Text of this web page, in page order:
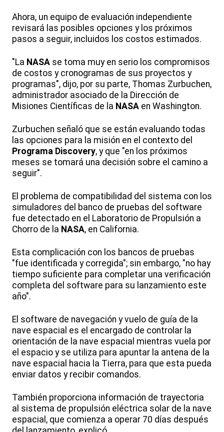
Ahora, un equipo de evaluación independiente
revisará las posibles opciones y los próximos
pasos a seguir, incluidos los costos estimados.
"La NASA se toma muy en serio los compromisos
de costos y cronogramas de sus proyectos y
programas", dijo, por su parte, Thomas Zurbuchen,
administrador asociado de la Dirección de
Misiones Científicas de la NASA en Washington.
Zurbuchen señaló que se están evaluando todas
las opciones para la misión en el contexto del
Programa Discovery, y que "en los próximos
meses se tomará una decisión sobre el camino a
seguir".
El problema de compatibilidad del sistema con los
simuladores del banco de pruebas del software
fue detectado en el Laboratorio de Propulsión a
Chorro de la NASA, en California.
Esta complicación con los bancos de pruebas
"fue identificada y corregida"; sin embargo, "no hay
tiempo suficiente para completar una verificación
completa del software para su lanzamiento este
año".
El software de navegación y vuelo de guía de la
nave espacial es el encargado de controlar la
orientación de la nave espacial mientras vuela por
el espacio y se utiliza para apuntar la antena de la
nave espacial hacia la Tierra, para que esta pueda
enviar datos y recibir comandos.
También proporciona información de trayectoria
al sistema de propulsión eléctrica solar de la nave
espacial, que comienza a operar 70 días después